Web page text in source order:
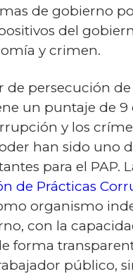
de gobierno
del
y crimen.
de persecución
un puntaje de 9
y los
han sido uno
para el PAP.
de Prácticas
organismo
con la
forma
público,